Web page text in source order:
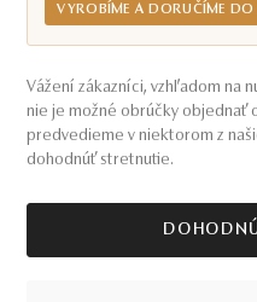
VYROBÍME A DORUČÍME DO
Vážení zákazníci, vzhľadom na
nie je možné obrúčky objednať
predvedieme v niektorom z
dohodnúť stretnutie.